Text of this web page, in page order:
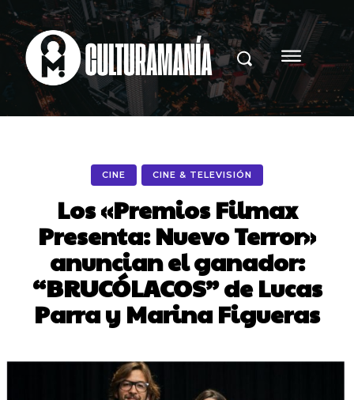
CINE CINE & TELEVISIÓN
Los «Premios Filmax
Presenta: Nuevo Terror»
anuncian el ganador:
“BRUCÓLACOS” de Lucas
Parra y Marina Figueras